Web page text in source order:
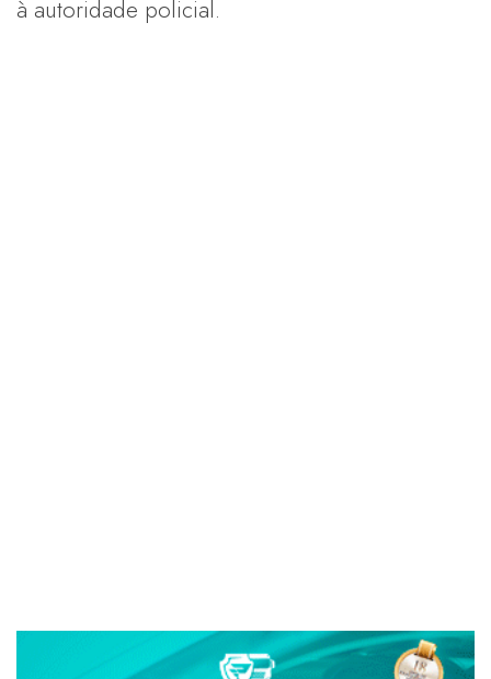
à autoridade policial.